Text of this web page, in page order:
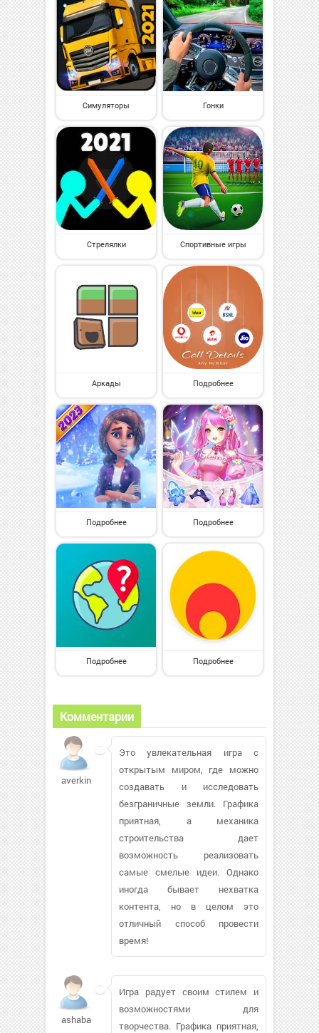
Симуляторы Гонки
Стрелялки Спортивные игры
Аркады Подробнее
Подробнее Подробнее
Подробнее Подробнее
Комментарии
averkin
Это увлекательная игра с
открытым миром, где можно
создавать и исследовать
безграничные земли. Графика
приятная, а механика
строительства дает
возможность реализовать
самые смелые идеи. Однако
иногда бывает нехватка
контента, но в целом это
отличный способ провести
время!
ashabalov928
Игра радует своим стилем и
возможностями для
творчества. Графика приятная,